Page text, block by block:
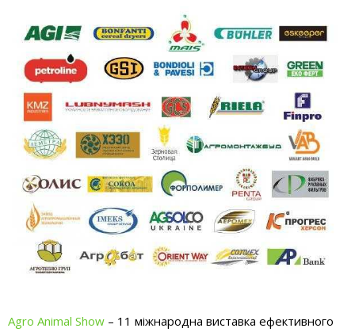
Agro Animal Show – 11 міжнародна виставка ефективного